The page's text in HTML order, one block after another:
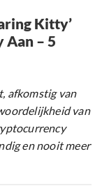
Kitty’
Aan – 5
afkomstig van
van
en nooit meer